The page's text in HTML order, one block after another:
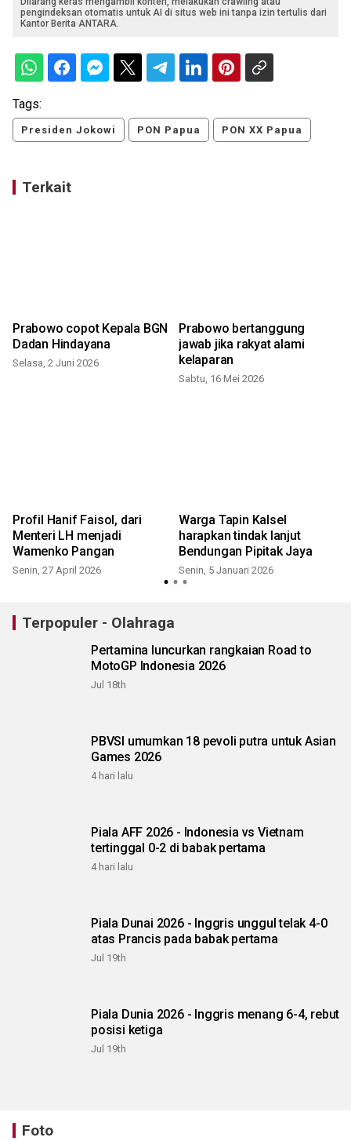
pengindeksan otomatis untuk AI di situs web ini tanpa izin tertulis dari
Kantor Berita ANTARA.
Tags:
Presiden Jokowi PON Papua PON XX Papua
Terkait
Prabowo copot Kepala BGN
Dadan Hindayana
Selasa, 2 Juni 2026
Prabowo bertanggung
jawab jika rakyat alami
kelaparan
Sabtu, 16 Mei 2026
Profil Hanif Faisol, dari
Menteri LH menjadi
Wamenko Pangan
Senin, 27 April 2026
Warga Tapin Kalsel
harapkan tindak lanjut
Bendungan Pipitak Jaya
Senin, 5 Januari 2026
Terpopuler - Olahraga
Pertamina luncurkan rangkaian Road to
MotoGP Indonesia 2026
Jul 18th
PBVSI umumkan 18 pevoli putra untuk Asian
Games 2026
4 hari lalu
Piala AFF 2026 - Indonesia vs Vietnam
tertinggal 0-2 di babak pertama
4 hari lalu
Piala Dunai 2026 - Inggris unggul telak 4-0
atas Prancis pada babak pertama
Jul 19th
Piala Dunia 2026 - Inggris menang 6-4, rebut
posisi ketiga
Jul 19th
Foto